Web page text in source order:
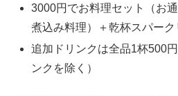
3000円でお料理セット（お
煮込み料理）＋乾杯スパー
追加ドリンクは全品1杯500
ンクを除く）